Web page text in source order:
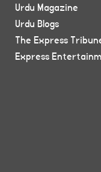
Urdu Magazine
Urdu Blogs
The Express
Express